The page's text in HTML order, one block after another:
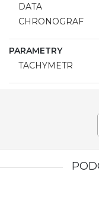
DATA
CHRONOGRAF
PARAMETRY
TACHYMETR